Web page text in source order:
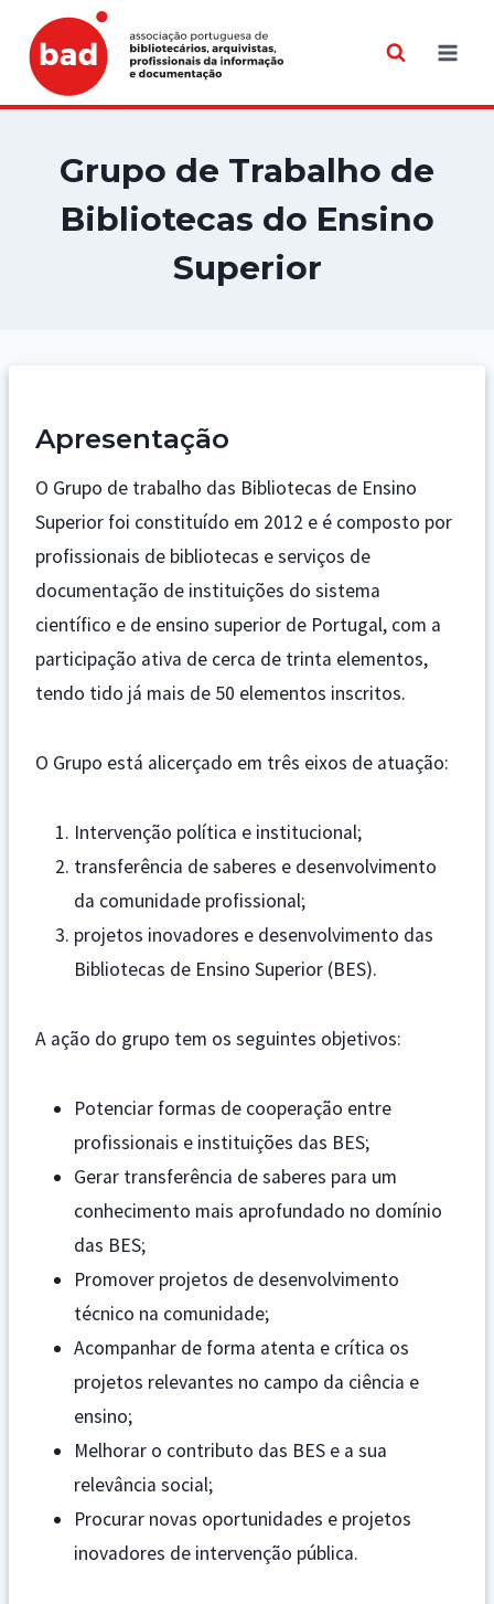
content
Grupo de Trabalho de
Bibliotecas do Ensino
Superior
Apresentação
O Grupo de trabalho das Bibliotecas de Ensino
Superior foi constituído em 2012 e é composto por
profissionais de bibliotecas e serviços de
documentação de instituições do sistema
científico e de ensino superior de Portugal, com a
participação ativa de cerca de trinta elementos,
tendo tido já mais de 50 elementos inscritos.
O Grupo está alicerçado em três eixos de atuação:
Intervenção política e institucional;
transferência de saberes e desenvolvimento
da comunidade profissional;
projetos inovadores e desenvolvimento das
Bibliotecas de Ensino Superior (BES).
A ação do grupo tem os seguintes objetivos:
Potenciar formas de cooperação entre
profissionais e instituições das BES;
Gerar transferência de saberes para um
conhecimento mais aprofundado no domínio
das BES;
Promover projetos de desenvolvimento
técnico na comunidade;
Acompanhar de forma atenta e crítica os
projetos relevantes no campo da ciência e
ensino;
Melhorar o contributo das BES e a sua
relevância social;
Procurar novas oportunidades e projetos
inovadores de intervenção pública.